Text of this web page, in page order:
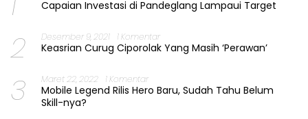
Capaian Investasi di Pandeglang Lampaui Target
2 Desember 9, 2021 1 Komentar
Keasrian Curug Ciporolak Yang Masih ‘Perawan’
3 Maret 22, 2022 1 Komentar
Mobile Legend Rilis Hero Baru, Sudah Tahu Belum
Skill-nya?